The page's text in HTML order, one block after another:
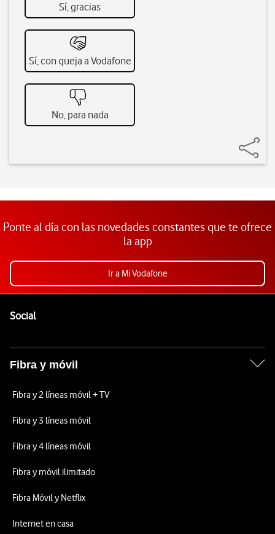
Sí, gracias
Sí, con queja a Vodafone
No, para nada
Ponte al día con las novedades constantes que te ofrece
la app
Ir a Mi Vodafone
SocialEnlaces a las redes sociales de Vodafone
Fibra y móvil
Fibra y 2 líneas móvil + TV
Fibra y 3 líneas móvil
Fibra y 4 líneas móvil
Fibra y móvil ilimitado
Fibra Móvil y Netflix
Internet en casa